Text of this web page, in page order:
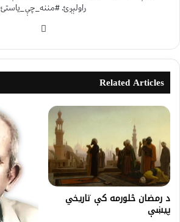
راولېږئ. #مننه_چې_یاستئ
Related Articles
د رمضان څلورمه کې تاریخي
پيښې